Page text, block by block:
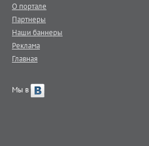
О портале
Партнеры
Наши баннеры
Реклама
Главная
Мы в